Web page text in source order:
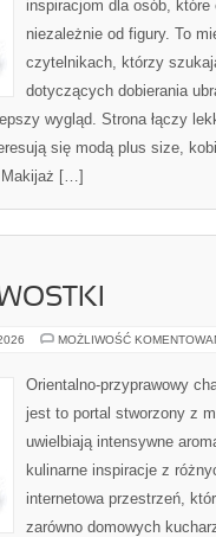
inspiracjom dla osób,
niezależnie od figury. To
czytelnikach, którzy
dotyczących dobierania
wygląd. Strona łączy
się modą plus size,
Makijaż […]
MOŻLIWOŚĆ
Orientalno-przyprawowy
jest to portal stworzony z
uwielbiają intensywne
kulinarne inspiracje z
internetowa przestrzeń,
zarówno domowych